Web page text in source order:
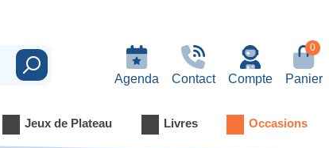
Agenda Contact
Rechercher Compte
0
Panier
Jeux de Plateau Livres Occasions